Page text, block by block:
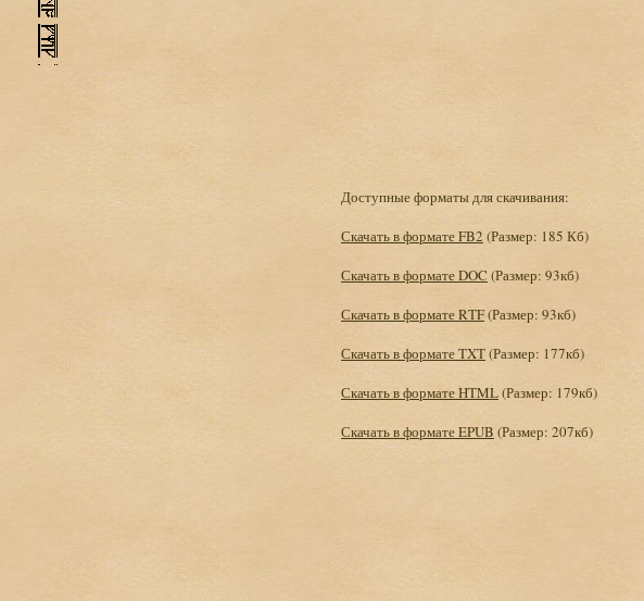
Доступные форматы для скачивания:
Скачать в формате FB2 (Размер: 185 Кб)
Скачать в формате DOC (Размер: 93кб)
Скачать в формате RTF(Размер: 93кб)
Скачать в формате TXT(Размер: 177кб)
Скачать в формате HTML(Размер: 179кб)
Скачать в формате EPUB (Размер: 207кб)